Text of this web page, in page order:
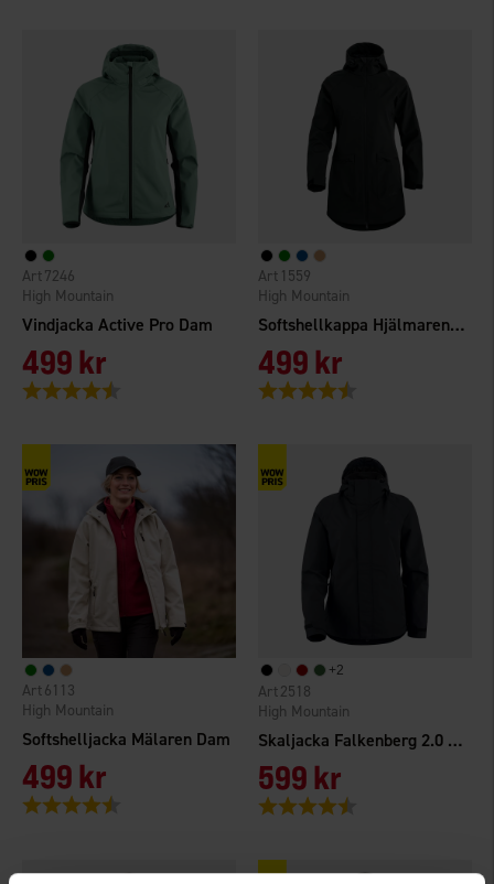
Vindjacka Active Pro Dam
High Mountain
7246
499 kr
Betyg:
Softshellkappa Hjälmaren Dam
High Mountain
1559
499 kr
Betyg:
Softshelljacka Mälaren Dam
High Mountain
6113
499 kr
Betyg:
+2
Skaljacka Falkenberg 2.0 WP Dam
High Mountain
2518
599 kr
Betyg: